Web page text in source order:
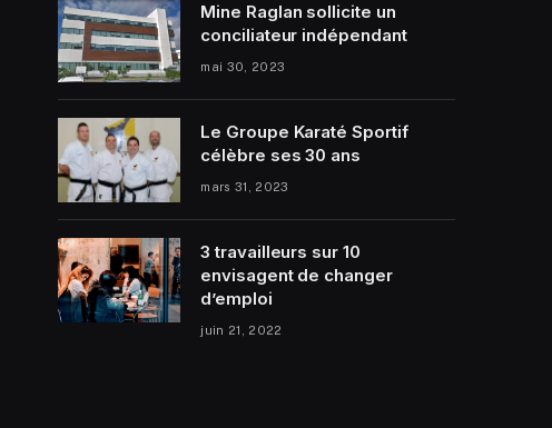
Mine Raglan sollicite un
conciliateur indépendant
mai 30, 2023
Le Groupe Karaté Sportif
célèbre ses 30 ans
mars 31, 2023
3 travailleurs sur 10
envisagent de changer
d’emploi
juin 21, 2022